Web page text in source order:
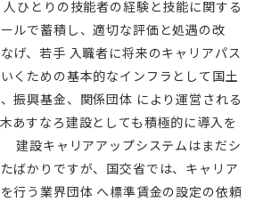
ひとりの技能者の経験と技能に関する
ルで蓄積し、適切な評価と処遇の改
げ、若手 入職者に将来のキャリアパス
くための基本的なインフラとして国土
振興基金、関係団体 により運営される
あすなろ建設としても積極的に導入を
建設キャリアアップシステムはまだシ
ばかりですが、国交省では、キャリア
行う業界団体 へ標準賃金の設定の依頼